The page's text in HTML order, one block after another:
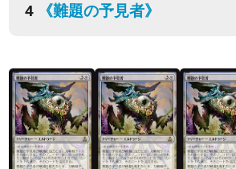
4 《難題の予見者》